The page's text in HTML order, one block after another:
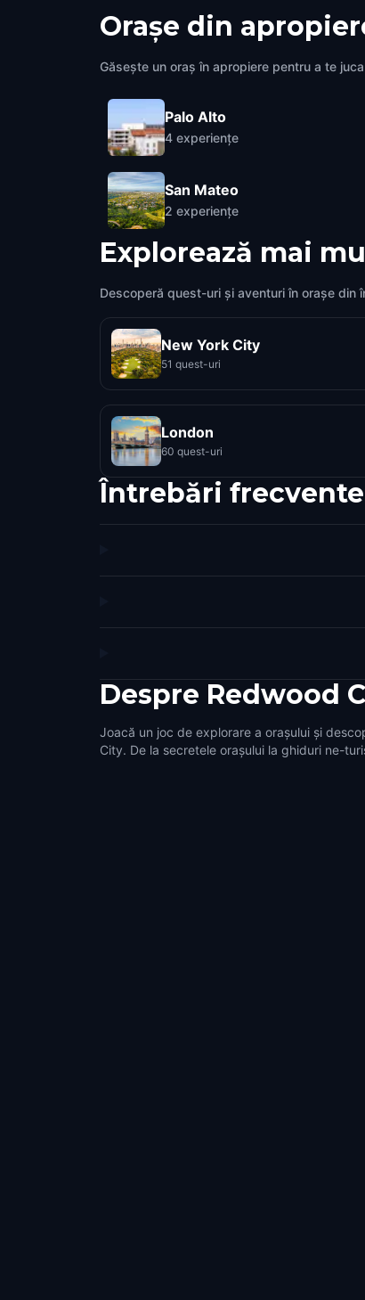
Orașe din
Găsește un oraș în apropiere pentru a te
Palo Alto
4 experiențe
San Mateo
2 experiențe
Explorează mai
Descoperă quest-uri și aventuri în orașe din
New York City
51 quest-uri
London
60 quest-uri
Întrebări frecvente
Despre Redwood
Joacă un joc de explorare a orașului și
City. De la secretele orașului la ghiduri ne-